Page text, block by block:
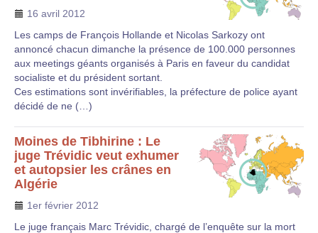
16 avril 2012
Les camps de François Hollande et Nicolas Sarkozy ont
annoncé chacun dimanche la présence de 100.000 personnes
aux meetings géants organisés à Paris en faveur du candidat
socialiste et du président sortant.
Ces estimations sont invérifiables, la préfecture de police ayant
décidé de ne (…)
Moines de Tibhirine : Le
juge Trévidic veut exhumer
et autopsier les crânes en
Algérie
1er février 2012
Le juge français Marc Trévidic, chargé de l’enquête sur la mort